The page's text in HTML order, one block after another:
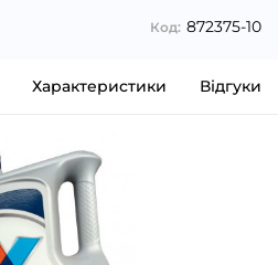
Код: 872375-10
Характеристики Відгуки